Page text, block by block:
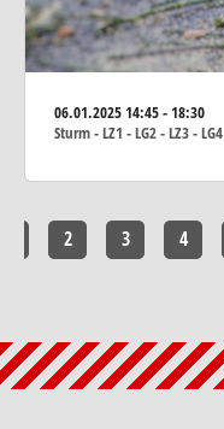
06.01.202514:45 - 18:30
Sturm - LZ1 - LG2 - LZ3 - LG4
2 3 4